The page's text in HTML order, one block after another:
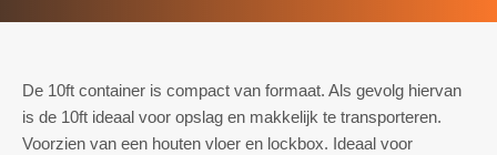
De 10ft container is compact van formaat. Als gevolg hiervan
is de 10ft ideaal voor opslag en makkelijk te transporteren.
Voorzien van een houten vloer en lockbox. Ideaal voor